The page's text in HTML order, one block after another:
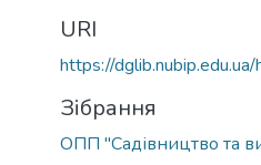
URI
https://
Зібрання
ОПП "Садівництво та